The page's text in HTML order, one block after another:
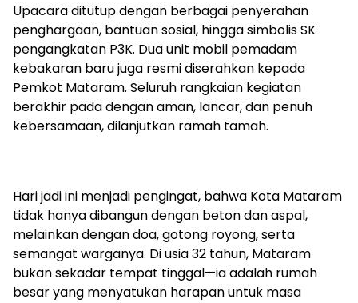
Upacara ditutup dengan berbagai penyerahan
penghargaan, bantuan sosial, hingga simbolis SK
pengangkatan P3K. Dua unit mobil pemadam
kebakaran baru juga resmi diserahkan kepada
Pemkot Mataram. Seluruh rangkaian kegiatan
berakhir pada dengan aman, lancar, dan penuh
kebersamaan, dilanjutkan ramah tamah.
Hari jadi ini menjadi pengingat, bahwa Kota Mataram
tidak hanya dibangun dengan beton dan aspal,
melainkan dengan doa, gotong royong, serta
semangat warganya. Di usia 32 tahun, Mataram
bukan sekadar tempat tinggal—ia adalah rumah
besar yang menyatukan harapan untuk masa